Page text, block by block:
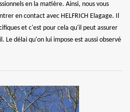
en la matière. Ainsi, nous vous
en contact avec HELFRICH Elagage. Il
et c'est pour cela qu'il peut assurer
Le délai qu'on lui impose est aussi observé